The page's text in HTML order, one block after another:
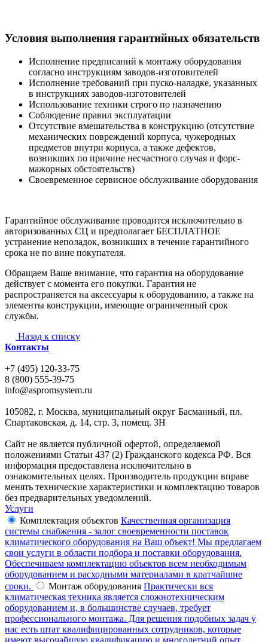
Условия выполнения гарантийных обязательств
Исполнение предписаний к монтажу оборудования
согласно инструкциям заводов-изготовителей
Исполнение требований при пуско-наладке, указанных
в инструкциях заводов-изготовителей
Использование техники строго по назначению
Соблюдение правил эксплуатации
Отсутствие вмешательства в конструкцию (отсутствие
механических повреждений корпуса, чужеродных
предметов внутри корпуса, а также дефектов,
возникших по причине несчастного случая и форс-
мажорных обстоятельств)
Своевременное сервисное обслуживание оборудования
Гарантийное обслуживание проводится исключительно в
авторизованных СЦ и предполагает БЕСПЛАТНОЕ
устранение неполадок, возникших в течение гарантийного
срока не по вине покупателя.
Обращаем Ваше внимание, что гарантия на оборудование
действует с момента его покупки. Гарантия не
распространяется на аксессуары к оборудованию, а также на
элементы конструкции, имеющие ограниченный срок
службы.
Назад к списку
Контакты
+7 (495) 120-33-75
8 (800) 555-39-75
info@aspromsystem.ru
105082, г. Москва, муниципальный округ Басманный, пл.
Спартаковская, д. 14, стр. 3, помещ. 3Н
Сайт не является публичной офертой, определяемой
положениями Статьи 437 (2) Гражданского кодекса РФ. Вся
информация предоставлена исключительно в
ознакомительных целях. Производитель продукции вправе
менять технические характеристики и комплектацию товаров
без предварительных уведомлений.
Услуги
Комплектация объектов Качественная организация
системы снабжения - залог своевременности поставок
климатического оборудования на Ваш объект! Мы предлагаем
свои услуги в области подбора и поставки оборудования.
Обеспечиваем комплектацию объектов всем необходимым
оборудованием и расходными материалами в кратчайшие
сроки.
Монтаж оборудования Практически вся
климатическая техника является сложнотехническим
оборудованием и, в большинстве случаев, требует
профессионального монтажа. Для решения подобных задач у
нас есть штат квалифицированных сотрудников, которые
имеют высочайшую квалификацию и многолетний опыт